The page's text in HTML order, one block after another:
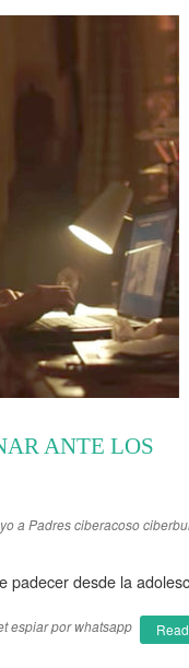
ANTE LOS
a Padresciberacoso
padecer desde la
espiar por whatsapp